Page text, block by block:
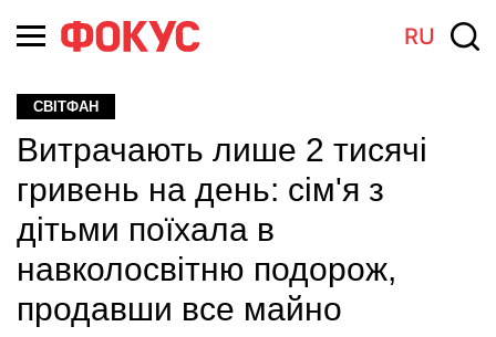
RU
СВІТФАН
Витрачають лише 2 тисячі
гривень на день: сім'я з
дітьми поїхала в
навколосвітню подорож,
продавши все майно